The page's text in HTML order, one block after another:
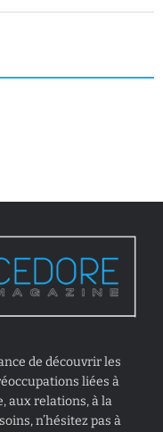
de découvrir les
liées à
aux relations, à la
n’hésitez pas à